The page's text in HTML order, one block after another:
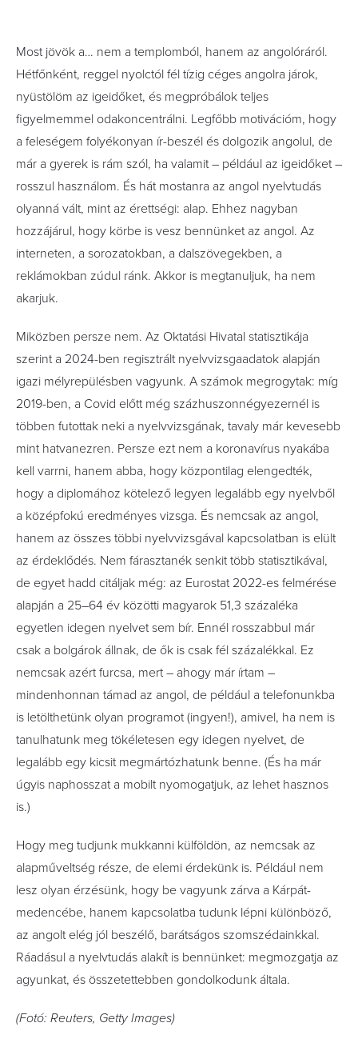
Most jövök a… nem a templomból, hanem az angol­óráról.
Hétfőnként, reggel nyolctól fél tízig céges angolra járok,
nyüstölöm az igeidőket, és megpróbálok teljes
figyelmemmel odakoncentrálni. Legfőbb motivációm, hogy
a feleségem folyékonyan ír-beszél és dolgozik angolul, de
már a gyerek is rám szól, ha valamit – például az igeidőket –
rosszul használom. És hát mostanra az angol nyelvtudás
olyanná vált, mint az érettségi: alap. Ehhez nagyban
hozzájárul, hogy körbe is vesz bennünket az angol. Az
interneten, a sorozatokban, a dalszövegekben, a
reklámokban zúdul ránk. Akkor is megtanuljuk, ha nem
akarjuk.
Miközben persze nem. Az Oktatási Hivatal statisztikája
szerint a 2024-ben regisztrált nyelvvizsgaadatok alapján
igazi mélyrepülésben vagyunk. A számok megrogytak: míg
2019-ben, a Covid előtt még százhuszonnégyezernél is
többen futottak neki a nyelvvizsgának, tavaly már kevesebb
mint hatvanezren. Persze ezt nem a koronavírus nyakába
kell varrni, hanem abba, hogy központilag elengedték,
hogy a diplomához kötelező legyen legalább egy nyelvből
a középfokú eredményes vizsga. És nemcsak az angol,
hanem az összes többi nyelvvizsgával kapcsolatban is elült
az érdeklődés. Nem fárasztanék senkit több statisztikával,
de egyet hadd citáljak még: az Eurostat 2022-es felmérése
alapján a 25–64 év közötti magyarok 51,3 százaléka
egyetlen idegen nyelvet sem bír. Ennél rosszabbul már
csak a bolgárok állnak, de ők is csak fél százalékkal. Ez
nemcsak azért furcsa, mert – ahogy már írtam –
mindenhonnan támad az angol, de például a telefonunkba
is letölthetünk olyan programot (ingyen!), amivel, ha nem is
tanulhatunk meg tökéletesen egy idegen nyelvet, de
legalább egy kicsit megmártózhatunk benne. (És ha már
úgyis naphosszat a mobilt nyomogatjuk, az lehet hasznos
is.)
Hogy meg tudjunk mukkanni külföldön, az nemcsak az
alapműveltség része, de elemi érdekünk is. Például nem
lesz olyan érzésünk, hogy be vagyunk zárva a Kárpát-
medencébe, hanem kapcsolatba tudunk lépni különböző,
az angolt elég jól beszélő, barátságos szomszédainkkal.
Ráadásul a nyelvtudás alakít is bennünket: megmozgatja az
agyunkat, és összetettebben gondolkodunk általa.
(Fotó: Reuters, Getty Images)